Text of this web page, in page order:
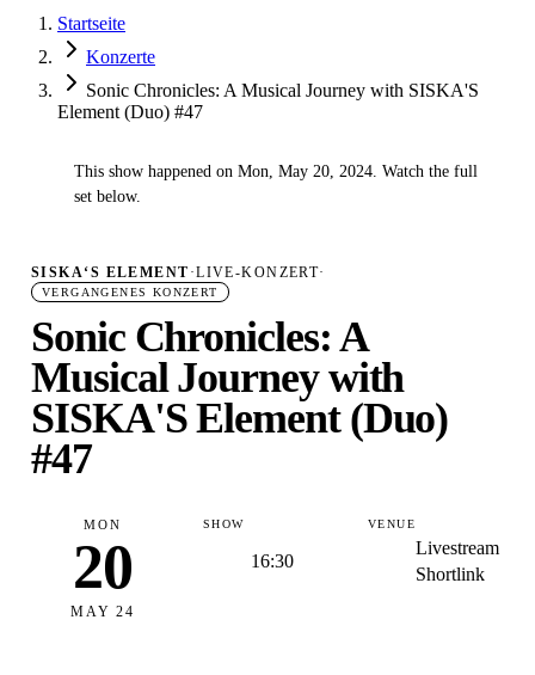
Startseite
Konzerte
Sonic Chronicles: A Musical Journey with SISKA'S
Element (Duo) #47
This show happened on Mon, May 20, 2024. Watch the full
set below.
SISKA‘S ELEMENT ·LIVE-KONZERT·
VERGANGENES KONZERT
Sonic Chronicles: A
Musical Journey with
SISKA'S Element (Duo)
#47
MON
20
MAY 24
SHOW
16:30
VENUE
Livestream
Shortlink